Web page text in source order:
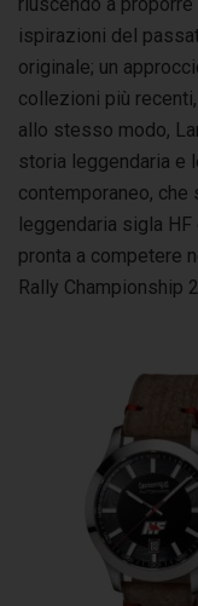
ispirazioni del
originale; un
collezioni più
allo stesso modo,
storia leggendaria e
contemporaneo,
leggendaria sigla
pronta a competere
Rally Championship